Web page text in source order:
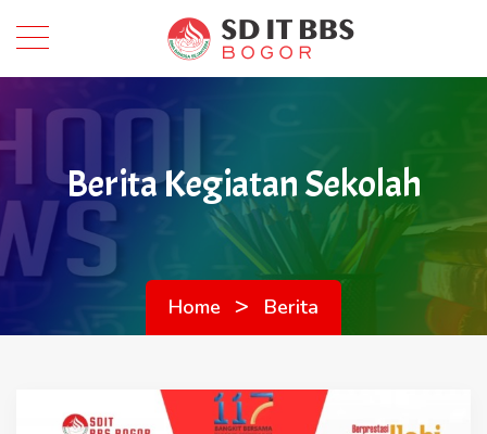
Berita Kegiatan Sekolah
Home > Berita